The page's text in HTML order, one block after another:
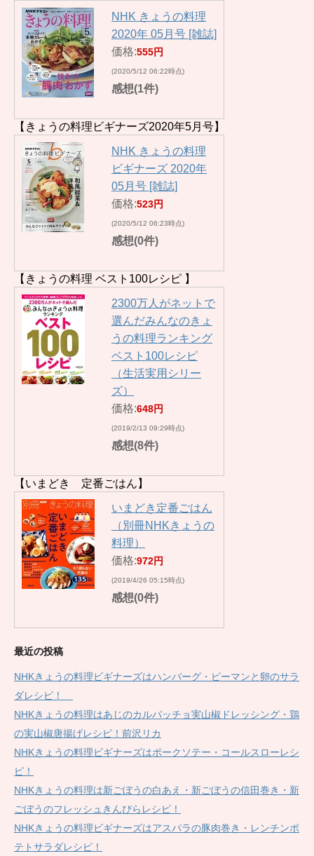
NHK きょうの料理
2020年 05月号 [雑誌]
価格:555円
(2020/5/12 06:22時点)
感想(1件)
【きょうの料理ビギナーズ2020年5月号】
NHK きょうの料理
ビギナーズ 2020年
05月号 [雑誌]
価格:523円
(2020/5/12 06:23時点)
感想(0件)
【きょうの料理 ベスト100レシピ 】
2300万人がネットで
選んだみんなのきょ
うの料理ランキング
ベスト100レシピ
（生活実用シリー
ズ）
価格:648円
(2019/2/13 09:29時点)
感想(8件)
【いまどき 定番ごはん】
いまどき定番ごはん
（別冊NHKきょうの
料理）
価格:972円
(2019/4/26 05:15時点)
感想(0件)
最近の投稿
NHKきょうの料理ビギナーズはハンバーグ・ピーマンと卵のサラ
ダレシピ！
NHKきょうの料理はあじのカルパッチョ実山椒ドレッシング・鶏
の実山椒唐揚げレシピ！前沢リカ
NHKきょうの料理ビギナーズはポークソテー・コールスローレシ
ピ！
NHKきょうの料理は新ごぼうの白あえ・新ごぼうの信田巻き・新
ごぼうのフレッシュきんぴらレシピ！
NHKきょうの料理ビギナーズはアスパラの豚肉巻き・レンチンポ
テトサラダレシピ！